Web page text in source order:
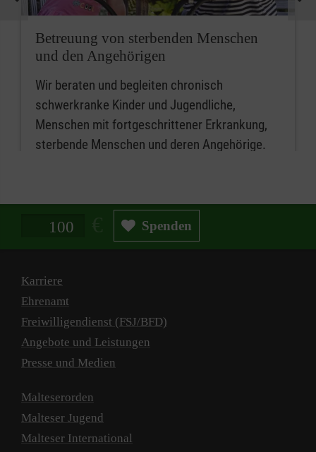
Betreuung von sterbenden Menschen
und den Angehörigen
Wir beraten und begleiten chronisch
schwerkranke Kinder und Jugendliche,
Menschen mit fortgeschrittener Erkrankung,
sterbende Menschen und deren Angehörige.
Spendenbetrag in Euro Spenden
Karriere
Ehrenamt
Freiwilligendienst (FSJ/BFD)
Angebote und Leistungen
Presse und Medien
Malteserorden
Malteser Jugend
Malteser International